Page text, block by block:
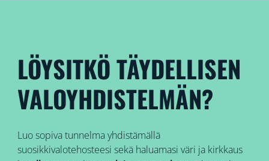
LÖYSITKÖ TÄYDELLISEN
VALOYHDISTELMÄN?
Luo sopiva tunnelma yhdistämällä
suosikkivalotehosteesi sekä haluamasi väri ja kirkkaus